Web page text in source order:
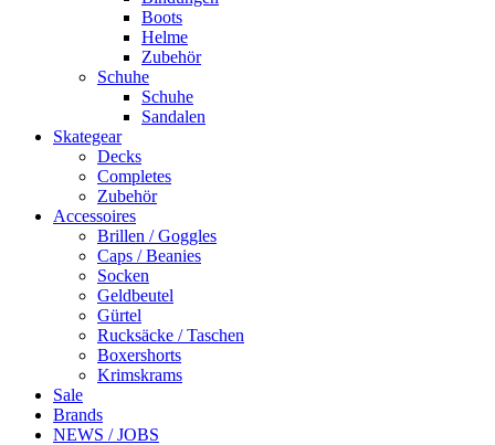
Boots
Helme
Zubehör
Schuhe
Schuhe
Sandalen
Skategear
Decks
Completes
Zubehör
Accessoires
Brillen / Goggles
Caps / Beanies
Socken
Geldbeutel
Gürtel
Rucksäcke / Taschen
Boxershorts
Krimskrams
Sale
Brands
NEWS / JOBS